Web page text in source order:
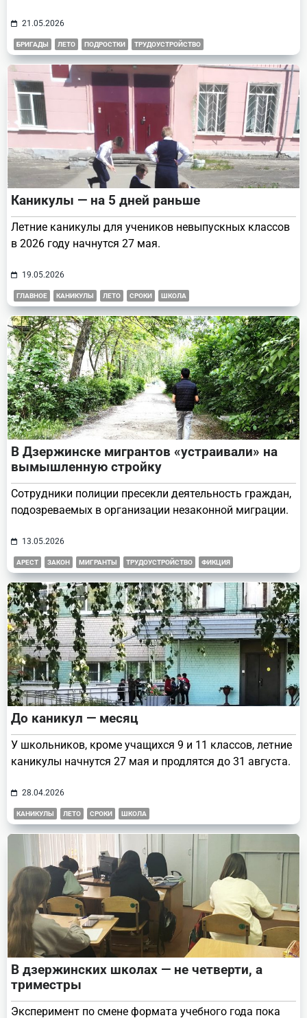
21.05.2026
БРИГАДЫ ЛЕТО ПОДРОСТКИ ТРУДОУСТРОЙСТВО
Каникулы — на 5 дней раньше
Летние каникулы для учеников невыпускных классов
в 2026 году начнутся 27 мая.
19.05.2026
ГЛАВНОЕ КАНИКУЛЫ ЛЕТО СРОКИ ШКОЛА
В Дзержинске мигрантов «устраивали» на
вымышленную стройку
Сотрудники полиции пресекли деятельность граждан,
подозреваемых в организации незаконной миграции.
13.05.2026
АРЕСТ ЗАКОН МИГРАНТЫ ТРУДОУСТРОЙСТВО ФИКЦИЯ
До каникул — месяц
У школьников, кроме учащихся 9 и 11 классов, летние
каникулы начнутся 27 мая и продлятся до 31 августа.
28.04.2026
КАНИКУЛЫ ЛЕТО СРОКИ ШКОЛА
В дзержинских школах — не четверти, а
триместры
Эксперимент по смене формата учебного года пока